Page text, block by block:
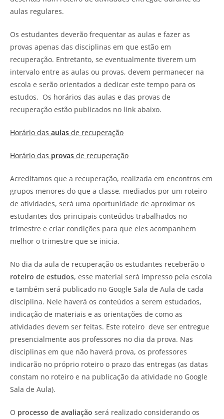
aulas regulares.
Os estudantes deverão frequentar as aulas e fazer as
provas apenas das disciplinas em que estão em
recuperação. Entretanto, se eventualmente tiverem um
intervalo entre as aulas ou provas, devem permanecer na
escola e serão orientados a dedicar este tempo para os
estudos. Os horários das aulas e das provas de
recuperação estão publicados no link abaixo.
Horário das aulas de recuperação
Horário das provas de recuperação
Acreditamos que a recuperação, realizada em encontros em
grupos menores do que a classe, mediados por um roteiro
de atividades, será uma oportunidade de aproximar os
estudantes dos principais conteúdos trabalhados no
trimestre e criar condições para que eles acompanhem
melhor o trimestre que se inicia.
No dia da aula de recuperação os estudantes receberão o
roteiro de estudos, esse material será impresso pela escola
e também será publicado no Google Sala de Aula de cada
disciplina. Nele haverá os conteúdos a serem estudados,
indicação de materiais e as orientações de como as
atividades devem ser feitas. Este roteiro deve ser entregue
presencialmente aos professores no dia da prova. Nas
disciplinas em que não haverá prova, os professores
indicarão no próprio roteiro o prazo das entregas (as datas
constam no roteiro e na publicação da atividade no Google
Sala de Aula).
O processo de avaliação será realizado considerando os